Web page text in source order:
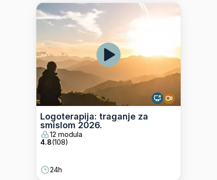
Logoterapija: traganje za
smislom 2026.
12 modula
4.8(108)
24h